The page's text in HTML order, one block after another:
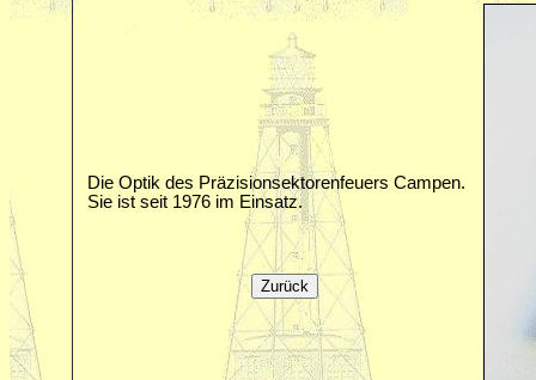
Die Optik des Präzisionsektorenfeuers Campen.
Sie ist seit 1976 im Einsatz.